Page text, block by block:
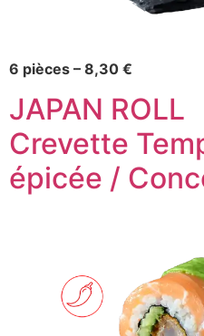
6 pièces – 8,30 €
JAPAN ROLL
Crevette
épicée /